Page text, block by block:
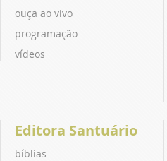
ouça ao vivo
programação
vídeos
Editora Santuário
bíblias